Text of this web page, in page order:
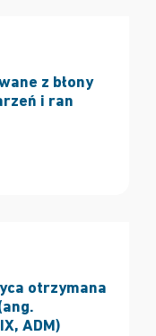
z błony
i ran
otrzymana
ADM)